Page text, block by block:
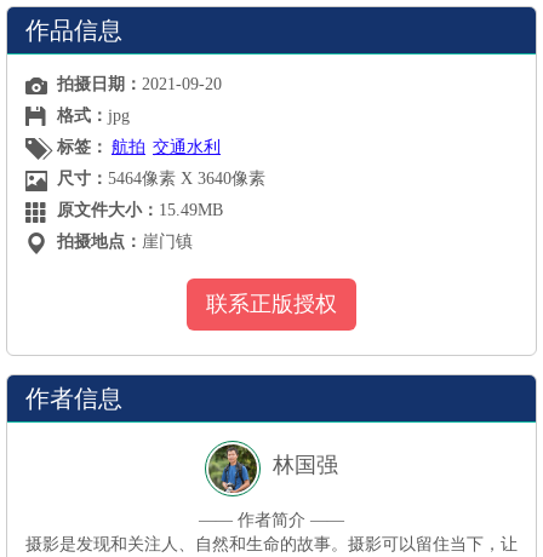
作品信息
拍摄日期： 2021-09-20
格式： jpg
标签： 航拍 交通水利
尺寸： 5464像素 X 3640像素
原文件大小： 15.49MB
拍摄地点： 崖门镇
联系正版授权
作者信息
林国强
—— 作者简介 ——